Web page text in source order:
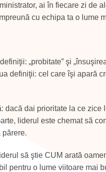
ai în fiecare zi de
cu echipa ta o lume
„probitate” şi
definiţii: cel care îşi apară
dacă dai prioritate la ce
liderul este chemat să
părere.
să ştie CUM arată
pentru o lume viitoare mai